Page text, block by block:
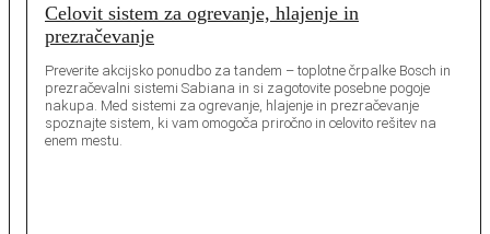
Celovit sistem za ogrevanje, hlajenje in
prezračevanje
Preverite akcijsko ponudbo za tandem – toplotne črpalke Bosch in
prezračevalni sistemi Sabiana in si zagotovite posebne pogoje
nakupa. Med sistemi za ogrevanje, hlajenje in prezračevanje
spoznajte sistem, ki vam omogoča priročno in celovito rešitev na
enem mestu.